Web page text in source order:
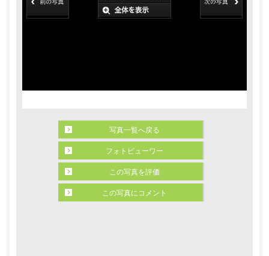
写真一覧へ戻る
フォトビューワー
この写真を評価
この写真にコメント